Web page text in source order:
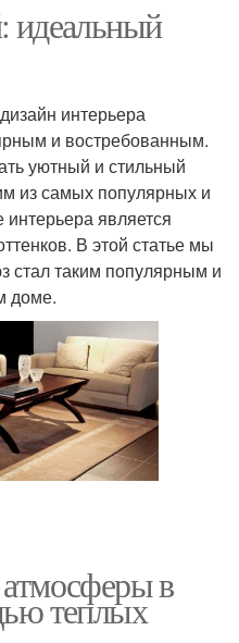
идеальный
интерьера
и востребованным.
уютный и стильный
из самых популярных и
является
В этой статье мы
стал таким популярным и
доме.
в
теплых